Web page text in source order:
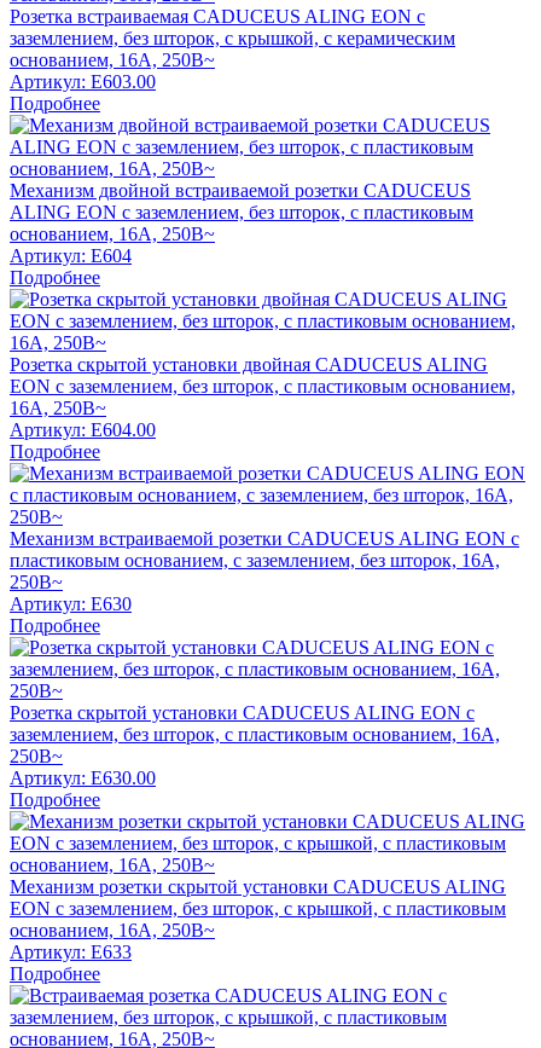
Розетка встраиваемая CADUCEUS ALING EON с
заземлением, без шторок, с крышкой, с керамическим
основанием, 16А, 250В~
Артикул: E603.00
Подробнее
Механизм двойной встраиваемой розетки CADUCEUS
ALING EON с заземлением, без шторок, с пластиковым
основанием, 16А, 250В~
Артикул: E604
Подробнее
Розетка скрытой установки двойная CADUCEUS ALING
EON с заземлением, без шторок, с пластиковым основанием,
16А, 250В~
Артикул: E604.00
Подробнее
Механизм встраиваемой розетки CADUCEUS ALING EON с
пластиковым основанием, с заземлением, без шторок, 16А,
250В~
Артикул: E630
Подробнее
Розетка скрытой установки CADUCEUS ALING EON с
заземлением, без шторок, с пластиковым основанием, 16А,
250В~
Артикул: E630.00
Подробнее
Механизм розетки скрытой установки CADUCEUS ALING
EON с заземлением, без шторок, с крышкой, с пластиковым
основанием, 16А, 250В~
Артикул: E633
Подробнее